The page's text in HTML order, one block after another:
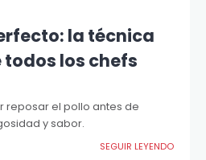
la técnica
todos los chefs
reposar el pollo antes de
y sabor.
SEGUIR LEYENDO